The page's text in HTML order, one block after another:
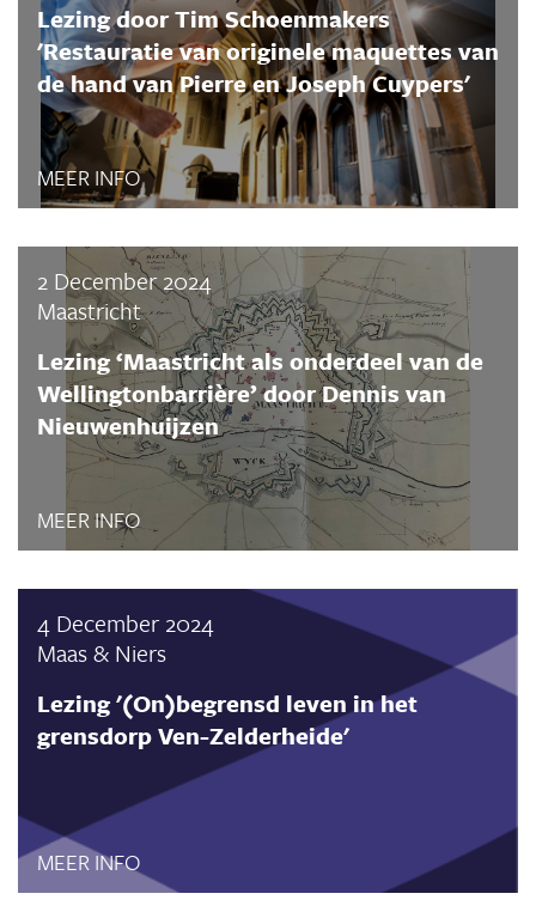
Lezing door Tim Schoenmakers
'Restauratie van originele maquettes van
de hand van Pierre en Joseph Cuypers'
MEER INFO
2 December 2024
Maastricht
Lezing ‘Maastricht als onderdeel van de
Wellingtonbarrière’ door Dennis van
Nieuwenhuijzen
MEER INFO
4 December 2024
Maas & Niers
Lezing '(On)begrensd leven in het
grensdorp Ven-Zelderheide'
MEER INFO